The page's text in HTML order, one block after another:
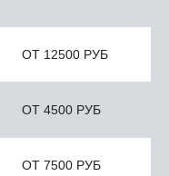
ОТ 12500 РУБ
ОТ 4500 РУБ
ОТ 7500 РУБ